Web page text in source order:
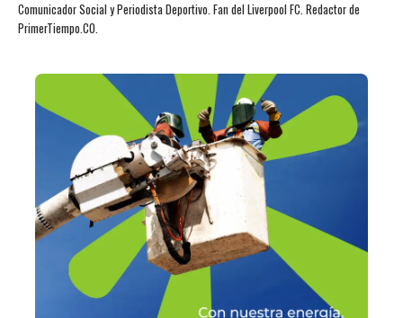
Comunicador Social y Periodista Deportivo. Fan del Liverpool FC. Redactor de
PrimerTiempo.CO.